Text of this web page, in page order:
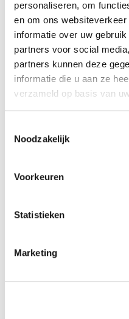
personaliseren, om
en om ons
informatie over uw
partners voor social
partners kunnen deze
informatie die u aan ze
verzameld op basis van
Noodzakelijk
Voorkeuren
Statistieken
Marketing
Nero Pure
Informatie over Nero
Maximaal 1 proefpakket,
recepturen geef dit aan
voegen van het extra
verpakking brokken toe
Voor advies op maat kunt
bestelling.
Probeer nu een
* de smaken van de